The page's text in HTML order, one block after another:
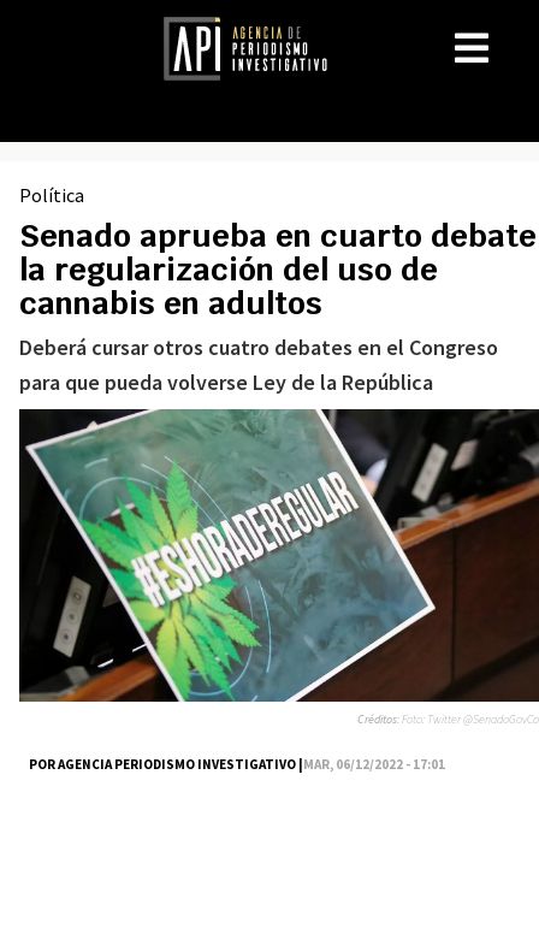
Política
Senado aprueba en cuarto debate
la regularización del uso de
cannabis en adultos
Deberá cursar otros cuatro debates en el Congreso
para que pueda volverse Ley de la República
POR AGENCIA PERIODISMO INVESTIGATIVO |MAR, 06/12/2022 - 17:01
Créditos:Foto: Twitter @SenadoGovCo